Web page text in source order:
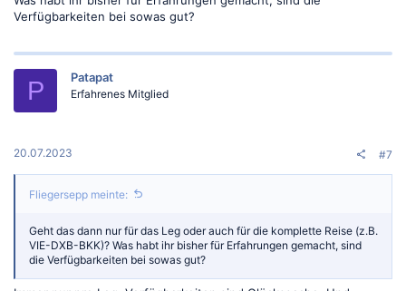
Verfügbarkeiten bei sowas gut?
P Patapat
Erfahrenes Mitglied
20.07.2023 #7
Fliegersepp meinte:
Geht das dann nur für das Leg oder auch für die komplette Reise (z.B.
VIE-DXB-BKK)? Was habt ihr bisher für Erfahrungen gemacht, sind
die Verfügbarkeiten bei sowas gut?